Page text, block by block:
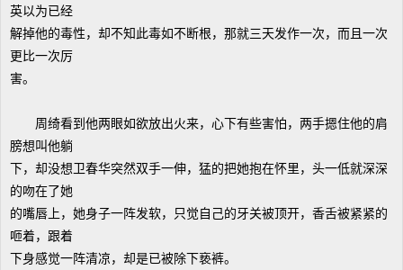
英以为已经
解掉他的毒性，却不知此毒如不断根，那就三天发作一次，而且一次
更比一次厉
害。
周绮看到他两眼如欲放出火来，心下有些害怕，两手摁住他的肩
膀想叫他躺
下，却没想卫春华突然双手一伸，猛的把她抱在怀里，头一低就深深
的吻在了她
的嘴唇上，她身子一阵发软，只觉自己的牙关被顶开，香舌被紧紧的
咂着，跟着
下身感觉一阵清凉，却是已被除下亵裤。